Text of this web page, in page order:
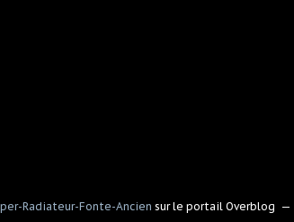
Radiateur-Fonte-Ancien sur le portail Overblog